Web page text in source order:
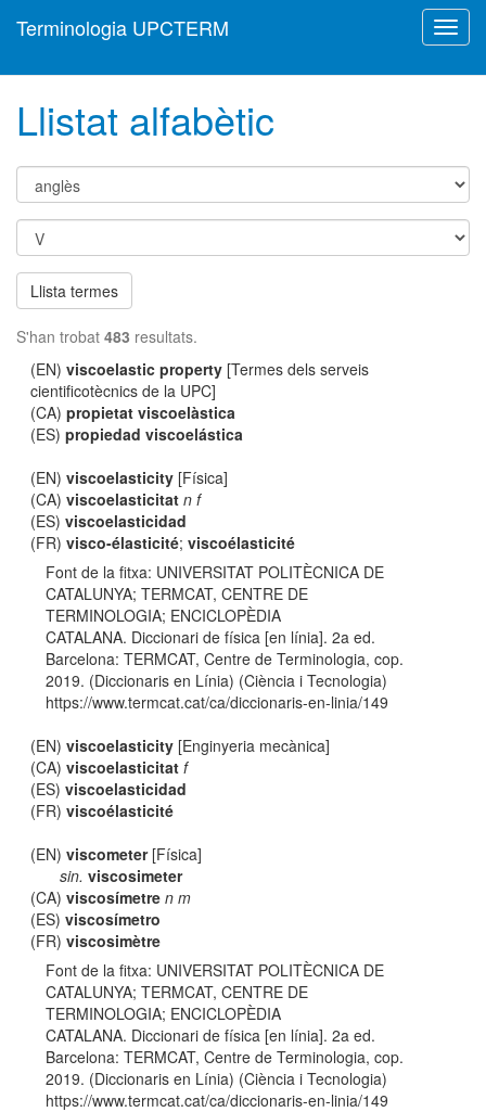
Terminologia UPCTERM
Llistat alfabètic
Llista termes
S'han trobat 483 resultats.
(EN)viscoelastic property [Termes dels serveis
cientificotècnics de la UPC]
(CA)propietat viscoelàstica
(ES)propiedad viscoelástica
(EN)viscoelasticity [Física]
(CA)viscoelasticitat n f
(ES)viscoelasticidad
(FR)visco-élasticité;viscoélasticité
Font de la fitxa: UNIVERSITAT POLITÈCNICA DE
CATALUNYA; TERMCAT, CENTRE DE
TERMINOLOGIA; ENCICLOPÈDIA
CATALANA. Diccionari de física [en línia]. 2a ed.
Barcelona: TERMCAT, Centre de Terminologia, cop.
2019. (Diccionaris en Línia) (Ciència i Tecnologia)
https://www.termcat.cat/ca/diccionaris-en-linia/149
(EN)viscoelasticity [Enginyeria mecànica]
(CA)viscoelasticitat f
(ES)viscoelasticidad
(FR)viscoélasticité
(EN)viscometer[Física]
sin. viscosimeter
(CA)viscosímetre n m
(ES)viscosímetro
(FR)viscosimètre
Font de la fitxa: UNIVERSITAT POLITÈCNICA DE
CATALUNYA; TERMCAT, CENTRE DE
TERMINOLOGIA; ENCICLOPÈDIA
CATALANA. Diccionari de física [en línia]. 2a ed.
Barcelona: TERMCAT, Centre de Terminologia, cop.
2019. (Diccionaris en Línia) (Ciència i Tecnologia)
https://www.termcat.cat/ca/diccionaris-en-linia/149